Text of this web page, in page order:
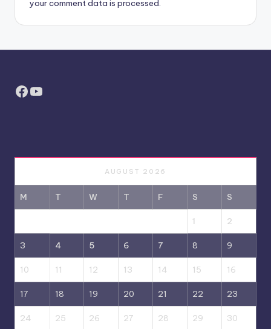
your comment data is processed.
Facebook
YouTube
AUGUST 2026
M T W T F S S
1 2
3 4 5 6 7 8 9
10 11 12 13 14 15 16
17 18 19 20 21 22 23
24 25 26 27 28 29 30